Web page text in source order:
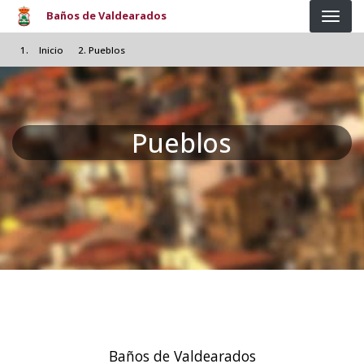
Pasar al contenido principal
Baños de Valdearados
Inicio Pueblos
Pueblos
Baños de Valdearados